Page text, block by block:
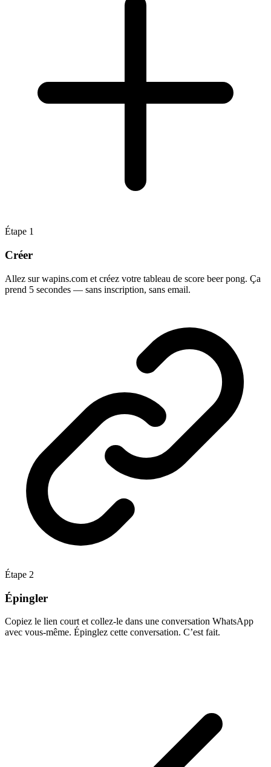
Étape 1
Créer
Allez sur wapins.com et créez votre tableau de score beer pong. Ça
prend 5 secondes — sans inscription, sans email.
Étape 2
Épingler
Copiez le lien court et collez-le dans une conversation WhatsApp
avec vous-même. Épinglez cette conversation. C’est fait.